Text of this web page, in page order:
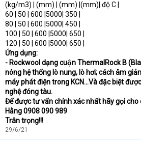
(kg/m3) | (mm) | (mm) |(mm)| độ C |
60 | 50 | 600 |5000| 350 |
80 | 50 | 600 |5000| 450 |
100 | 50 | 600 |5000| 650 |
120 | 50 | 600 |5000| 650 |
Ứng dụng:
- Rockwool dạng cuộn ThermalRock B
nóng hệ thống lò nung, lò hơi; cách âm
máy phát điện trong KCN…Và đặc biệt
nghệ đóng tàu.
Để được tư vấn chính xác nhất hãy gọi
Hằng 0908 090 989
Trân trọng!!!
29/6/21